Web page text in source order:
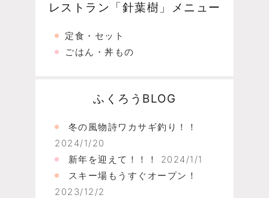
レストラン「針葉樹」メニュー
定食・セット
ごはん・丼もの
ふくろうBLOG
冬の風物詩ワカサギ釣り！！
2024/1/20
新年を迎えて！！！
2024/1/1
スキー場もうすぐオープン！
2023/12/2